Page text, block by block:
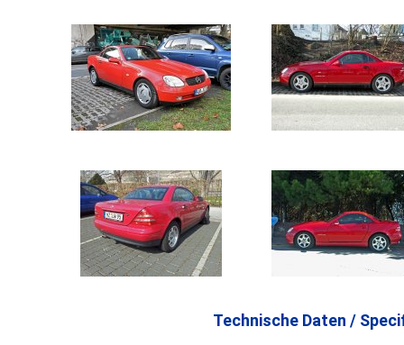
Technische Daten /